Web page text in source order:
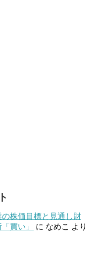
株価目標と見通し財
買い」
に なめこ より